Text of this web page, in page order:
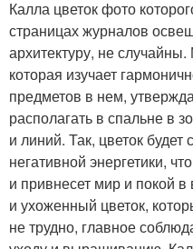
Калла цветок фото
страницах журналов
архитектуру, не
которая изучает
предметов в нем,
располагать в спальне в
и линий. Так, цветок
негативной энергетики,
и привнесет мир и покой
и ухоженный цветок,
не трудно, главное